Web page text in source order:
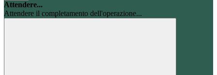
Attendere...
Attendere il completamento dell'operazione...